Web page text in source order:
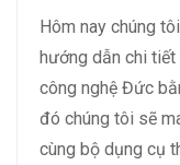
Hôm nay chúng
hướng dẫn chi
công nghệ Đức
đó chúng tôi sẽ
cùng bộ dụng cụ